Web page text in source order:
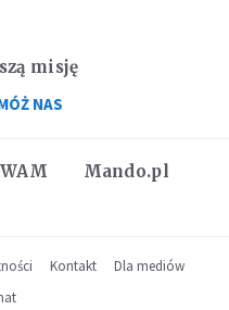
Mando.pl
misję
NAS
Kontakt
Dla mediów